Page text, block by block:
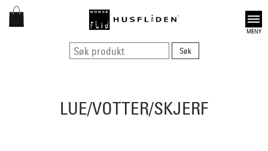
Open
LUE/VOTTER/SKJERF